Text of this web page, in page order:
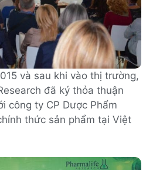
và sau khi vào thị trường,
đã ký thỏa thuận
công ty CP Dược Phẩm
thức sản phẩm tại Việt